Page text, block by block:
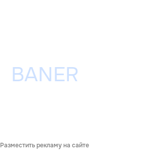
Разместить рекламу на сайте